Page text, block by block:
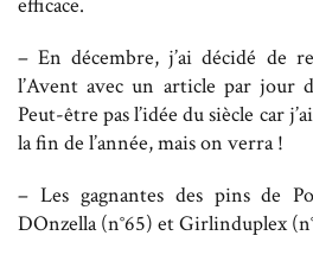
efficace.
– En décembre, j’ai décidé de
l’Avent avec un article par jour
Peut-être pas l’idée du siècle car
la fin de l’année, mais on verra !
– Les gagnantes des pins de
DOnzella (n°65) et Girlinduplex